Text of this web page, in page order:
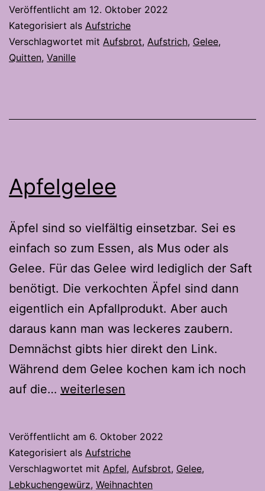
Veröffentlicht am 12. Oktober 2022
Kategorisiert als Aufstriche
Verschlagwortet mit Aufsbrot, Aufstrich, Gelee,
Quitten, Vanille
Apfelgelee
Äpfel sind so vielfältig einsetzbar. Sei es
einfach so zum Essen, als Mus oder als
Gelee. Für das Gelee wird lediglich der Saft
benötigt. Die verkochten Äpfel sind dann
eigentlich ein Apfallprodukt. Aber auch
daraus kann man was leckeres zaubern.
Demnächst gibts hier direkt den Link.
Während dem Gelee kochen kam ich noch
auf die… Apfelgelee
weiterlesen
Veröffentlicht am 6. Oktober 2022
Kategorisiert als Aufstriche
Verschlagwortet mit Apfel, Aufsbrot, Gelee,
Lebkuchengewürz, Weihnachten